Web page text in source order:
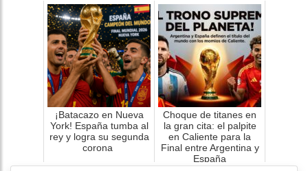
¡Batacazo en Nueva
York! España tumba al
rey y logra su segunda
corona
Choque de titanes en
la gran cita: el palpite
en Caliente para la
Final entre Argentina y
España